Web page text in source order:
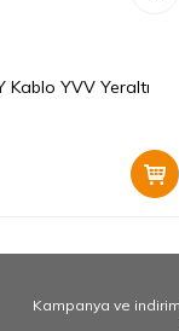
Kablo YVV Yeraltı
Kampanya ve